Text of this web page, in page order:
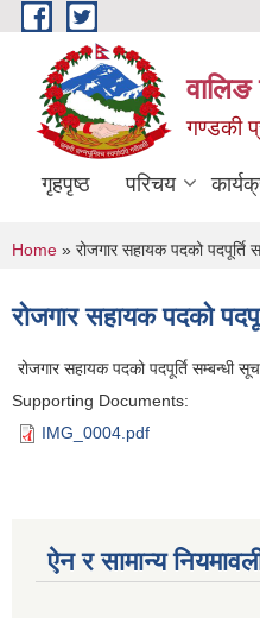
Skip to main content
वालिङ
गण्डकी
गृहपृष्ठ परिचय
You are here
Home » रोजगार सहायक पदको पदपूर्ति
रोजगार सहायक पदको
रोजगार सहायक पदको पदपूर्ति सम्बन्धी
Supporting Documents:
IMG_0004.pdf
ऐन र सामान्य